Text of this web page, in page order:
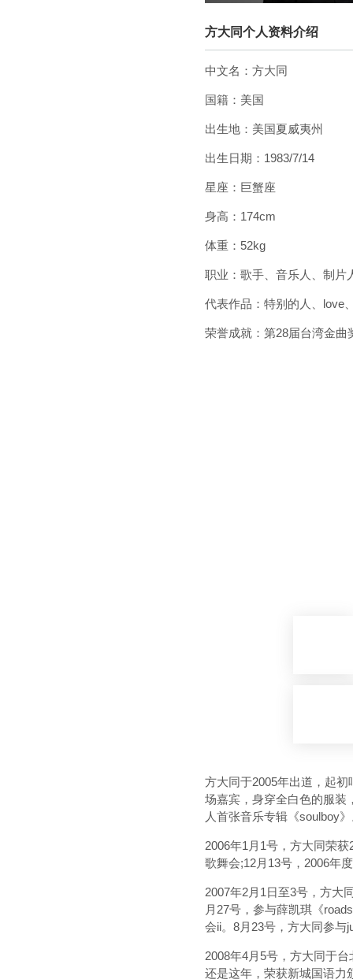
方大同个人资料介绍
中文名：方大同
国籍：美国
出生地：美国夏威夷州
出生日期：1983/7/14
星座：巨蟹座
身高：174cm
体重：52kg
职业：歌手、音乐人、制片
代表作品：特别的人、love
荣誉成就：第28届台湾金曲
方大同于2005年出道，起
场嘉宾，身穿全白色的服装
人首张音乐专辑《soulboy
2006年1月1号，方大同荣
歌舞会;12月13号，2006年
2007年2月1日至3号，方大
月27号，参与薛凯琪《
会ii。8月23号，方大同参与
2008年4月5号，方大同于
还是这年，荣获新城国语力